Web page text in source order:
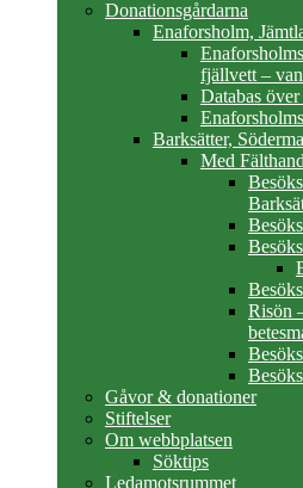
Donationsgårdarna
Enaforsholm,
fjällvett –
Databas
Barksätter,
Med
Risön
Gåvor & donationer
Stiftelser
Om webbplatsen
Söktips
Ledamotsrummet